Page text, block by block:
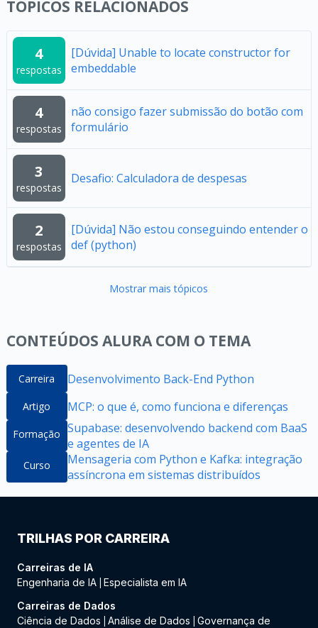
TÓPICOS RELACIONADOS
4
respostas
[Dúvida] Unable to locate constructor for
embeddable
4
respostas
não consigo fazer submissão do botão com
formulário
3
respostas
Desafio: Calculadora de despesas
2
respostas
[Dúvida] Não estou conseguindo entender o
def (python)
Mostrar mais tópicos
CONTEÚDOS ALURA COM O TEMA
Carreira Desenvolvimento Back-End Python
Artigo MCP: o que é, como funciona e diferenças
Formação Supabase: desenvolvendo backend com BaaS
e agentes de IA
Curso
Mensageria com Python e Kafka: integração
assíncrona em sistemas distribuídos
TRILHAS POR CARREIRA
Carreiras de IA
Engenharia de IA
Especialista em IA
Carreiras de Dados
Ciência de Dados
Análise de Dados
Governança de